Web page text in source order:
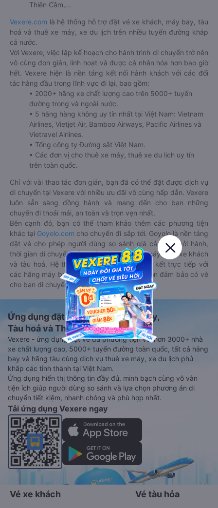
Thiên Cầm,...
Vexere.com là hệ thống hỗ trợ đặt vé xe khách, máy bay, tàu
hoả và thuê xe máy, xe du lịch trên nhiều tuyến đường khắp
cả nước.
Với Vexere, việc lập kế hoạch cho hành trình di chuyển trở nên
vô cùng đơn giản, linh hoạt và được cá nhân hóa hơn bao giờ
hết. Vexere hiện là nền tảng kết nối hành khách với các đối
tác hàng đầu trong lĩnh vực đi lại, bao gồm:
• 2000+ hãng xe chất lượng cao trên 5000+ tuyến
đường trong và ngoài nước.
• 5 hãng hàng không uy tín nhất tại Việt Nam: Vietnam
Airlines, Vietjet Air, Bamboo Airways, Pacific Airlines và
Vietravel Airlines.
• Tổng công ty Đường sắt Việt Nam.
• Các đơn vị cho thuê xe máy, thuê xe du lịch uy tín
trên toàn quốc.
Chỉ với vài thao tác đơn giản, bạn đã có thể đặt được dịch vụ
di chuyển tại Vexere với nhiều ưu đãi vô cùng hấp dẫn. Vexere
luôn sẵn sàng đồng hành và mang đến cho bạn những
chuyến đi thoải mái, an toàn và trọn vẹn nhất.
Bên cạnh đó, bạn có thể tham khảo thêm các phương tiện
khác tại Goyolo.com cho chuyến đi sắp tới. Goyolo là nền tảng
đặt vé cho phép người dùng so sánh giá cả, giờ khởi hành,
thời gian di chuyển của nhiều phương tiện máy bay, xe khách
và tàu hoả. Hệ thống của Goyolo được liên kết trực tiếp với
các hãng máy bay, xe khách và tàu hoả, luôn đảm bảo có vé
cho bạn di chuyển.
Ứng dụng đặt vé Xe khách, Máy bay,
Tàu hoả và Thuê xe
Vexere - ứng dụng đặt vé đa phương tiện với hơn 3000+ nhà
xe chất lượng cao, 5000+ tuyến đường toàn quốc, tất cả hãng
bay và hãng tàu cùng dịch vụ thuê xe máy, xe du lịch phủ
khắp các tỉnh thành tại Việt Nam.
Ứng dụng hiển thị thông tin đầy đủ, minh bạch cùng vô vàn
tiện ích giúp người dùng so sánh và lựa chọn phương án di
chuyển tiết kiệm, nhanh chóng và phù hợp nhất.
Tải ứng dụng Vexere ngay
Vé xe khách Vé tàu hỏa